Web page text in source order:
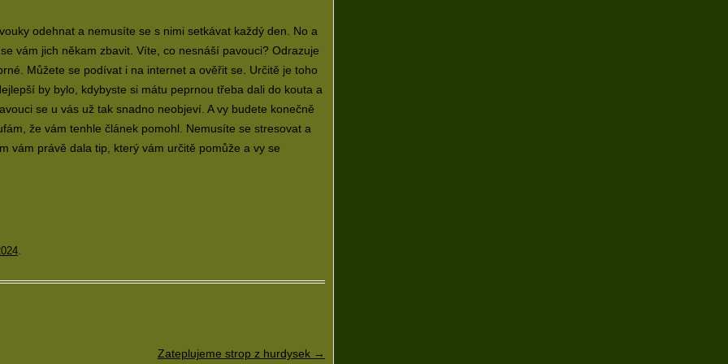
odehnat a nemusíte se s nimi setkávat každý den. No a
vám jich někam zbavit. Víte, co nesnáší pavouci? Odrazuje
Můžete se podívat i na internet a ověřit se. Určitě je toho
by bylo, kdybyste si mátu peprnou třeba dali do kouta a
se u vás už tak snadno neobjeví. A vy budete konečně
že vám tenhle článek pomohl. Nemusíte se stresovat a
vám právě dala tip, který vám určitě pomůže a vy se
Zateplujeme strop z hurdysek →